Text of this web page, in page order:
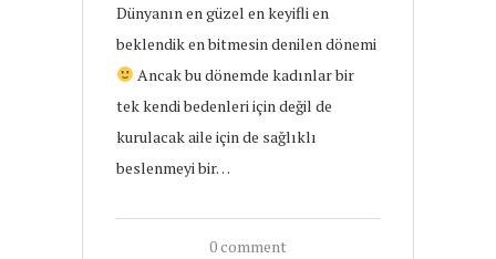
Dünyanın en güzel en keyifli en
beklendik en bitmesin denilen dönemi
Ancak bu dönemde kadınlar bir
tek kendi bedenleri için değil de
kurulacak aile için de sağlıklı
beslenmeyi bir…
0 comment